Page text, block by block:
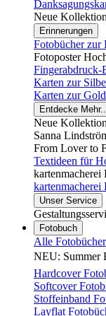
Neue Kollektion
Erinnerungen
Fotobücher zur
Fotoposter
Fingerabdruck-
Karten zur
Karten zur
Entdecke
Neue
Sanna
From Lover to
Textideen für
kartenmacherei
kartenmacherei
Unser Service
Fotobuch
Alle Fotobücher
NEU: Summer
Hardcover
Softcover
Stoffeinband
Layflat